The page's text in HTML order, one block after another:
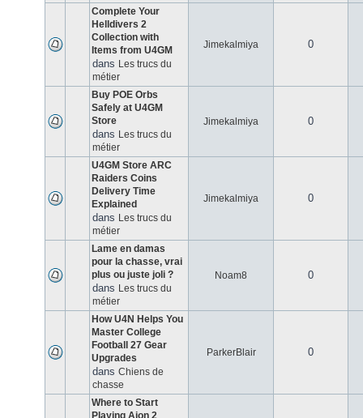
Complete Your
Helldivers 2
Collection with
Items from U4GM
dans Les trucs du
métier
Jimekalmiya 0
Buy POE Orbs
Safely at U4GM
Store
dans Les trucs du
métier
Jimekalmiya 0
U4GM Store ARC
Raiders Coins
Delivery Time
Explained
dans Les trucs du
métier
Jimekalmiya 0
Lame en damas
pour la chasse, vrai
plus ou juste joli ?
dans Les trucs du
métier
Noam8 0
How U4N Helps You
Master College
Football 27 Gear
Upgrades
dans Chiens de
chasse
ParkerBlair 0
Where to Start
Playing Aion 2